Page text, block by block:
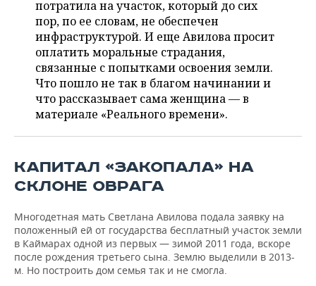
ЭНЕРГЕТИКА
УСЛУГИ
МЕДИА
ТЕЛЕКОММУНИКАЦИИ
ВЫЕЗДНАЯ РЕДАКЦИЯ
БИЗНЕС-БРАНЧИ
ONLINE-КОНФЕРЕНЦИИ
ОТКРЫТАЯ ЛЕКЦИЯ
НОВОСТИ СПОРТА
ФУТБОЛ
ХОККЕЙ
БАСКЕТБОЛ
КИБЕРСПОРТ
ФИГУРНОЕ КАТАНИЕ
ВОДНЫЕ ВИДЫ СПОРТА
ХОККЕЙ С МЯЧОМ
ОБЩЕСТВО
НОВОСТИ ОБЩЕСТВА
ВЛАСТЬ
ИНФРАСТРУКТУРА
КУЛЬТУРА
МЕДИЦИНА
ОБРАЗОВАНИЕ
ПРОИСШЕСТВИЯ
ФОТОГАЛЕРЕЯ
СЮЖЕТЫ
СПРАВОЧНИК
СПИСОК КОМПАНИЙ
потратила на участок, который до сих
пор, по ее словам, не обеспечен
инфраструктурой. И еще Авилова просит
оплатить моральные страдания,
связанные с попытками освоения земли.
Что пошло не так в благом начинании и
что рассказывает сама женщина — в
материале «Реального времени».
КАПИТАЛ «ЗАКОПАЛА» НА
СКЛОНЕ ОВРАГА
Многодетная мать Светлана Авилова подала заявку на
положенный ей от государства бесплатный участок земли
в Каймарах одной из первых — зимой 2011 года, вскоре
после рождения третьего сына. Землю выделили в 2013-
м. Но построить дом семья так и не смогла.